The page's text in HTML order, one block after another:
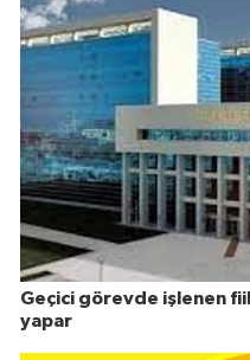
Geçici görevde işlenen
yapar